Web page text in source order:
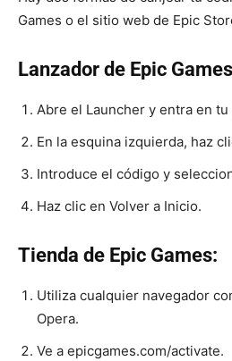
Games o el sitio web de Epic
Lanzador de Epic
Abre el Launcher y entra en tu
En la esquina izquierda, haz
Introduce el código y
Haz clic en Volver a Inicio.
Tienda de Epic Games:
Utiliza cualquier navegador
Opera.
Ve a epicgames.com/activate.